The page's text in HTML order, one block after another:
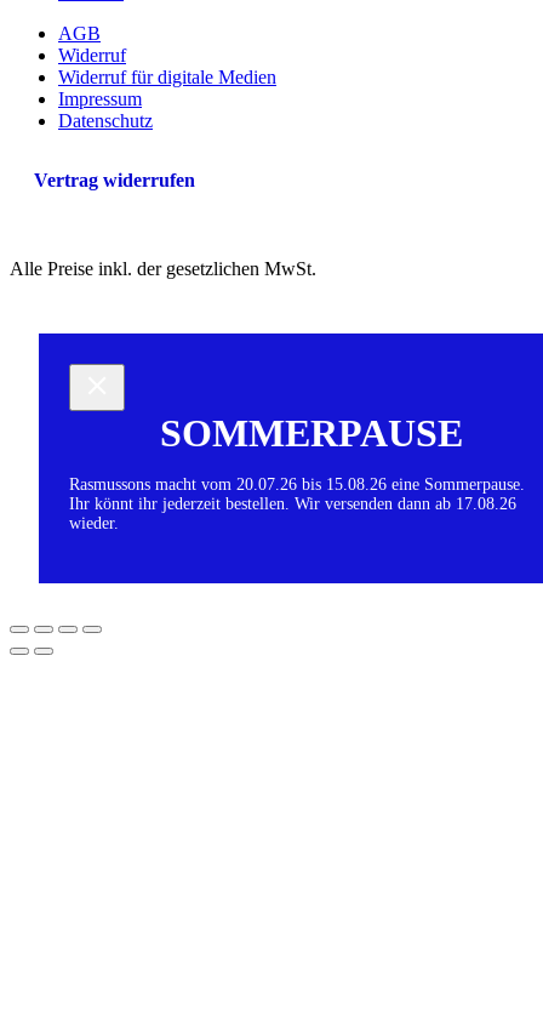
AGB
Widerruf
Widerruf für digitale Medien
Impressum
Datenschutz
Vertrag widerrufen
Alle Preise inkl. der gesetzlichen MwSt.
SOMMERPAUSE
Rasmussons macht vom 20.07.26 bis 15.08.26 eine Sommerpause.
Ihr könnt ihr jederzeit bestellen. Wir versenden dann ab 17.08.26
wieder.